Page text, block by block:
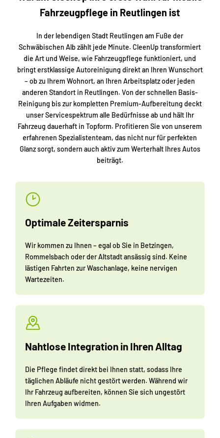
Fahrzeugpflege in Reutlingen ist
In der lebendigen Stadt Reutlingen am Fuße der
Schwäbischen Alb zählt jede Minute. CleenUp transformiert
die Art und Weise, wie Fahrzeugpflege funktioniert, und
bringt erstklassige Autoreinigung direkt an Ihren Wunschort
– ob zu Ihrem Wohnort, an Ihren Arbeitsplatz oder jeden
anderen Standort in Reutlingen. Von der schnellen Basis-
Reinigung bis zur kompletten Premium-Aufbereitung deckt
unser Servicespektrum alle Bedürfnisse ab und hält Ihr
Fahrzeug dauerhaft in Topform. Profitieren Sie von unserem
erfahrenen Spezialistenteam, das nicht nur für perfekten
Glanz sorgt, sondern auch aktiv zum Werterhalt Ihres Autos
beiträgt.
Optimale Zeitersparnis
Wir kommen zu Ihnen – egal ob Sie in Betzingen,
Rommelsbach oder der Altstadt ansässig sind. Keine
lästigen Fahrten zur Waschanlage, keine nervigen
Wartezeiten.
Nahtlose Integration in Ihren Alltag
Die Pflege findet direkt bei Ihnen statt, sodass Ihre
täglichen Abläufe nicht gestört werden. Während wir
Ihr Fahrzeug aufbereiten, können Sie sich ungestört
Ihren Aufgaben widmen.